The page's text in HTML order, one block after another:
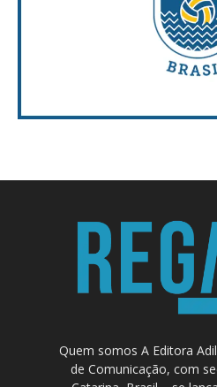
Quem somos A Editora
de Comunicação, com